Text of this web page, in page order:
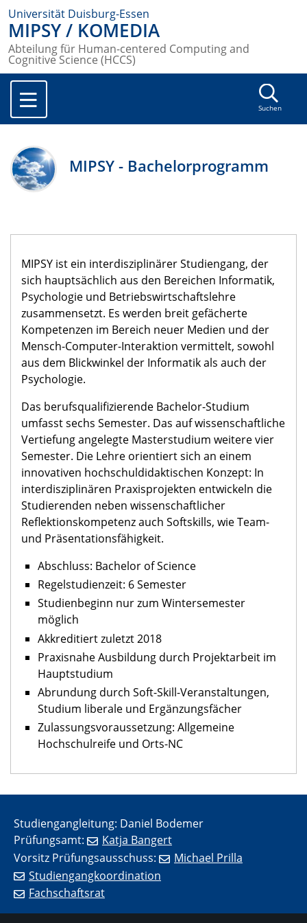
Universität Duisburg-Essen
MIPSY / KOMEDIA
Abteilung für Human-centered Computing and
Cognitive Science (HCCS)
Suchen
MIPSY - Bachelorprogramm
MIPSY ist ein interdisziplinärer Studiengang, der
sich hauptsächlich aus den Bereichen Informatik,
Psychologie und Betriebswirtschaftslehre
zusammensetzt. Es werden breit gefächerte
Kompetenzen im Bereich neuer Medien und der
Mensch-Computer-Interaktion vermittelt, sowohl
aus dem Blickwinkel der Informatik als auch der
Psychologie.
Das berufsqualifizierende Bachelor-Studium
umfasst sechs Semester. Das auf wissenschaftliche
Vertiefung angelegte Masterstudium weitere vier
Semester. Die Lehre orientiert sich an einem
innovativen hochschuldidaktischen Konzept: In
interdisziplinären Praxisprojekten entwickeln die
Studierenden neben wissenschaftlicher
Reflektionskompetenz auch Softskills, wie Team-
und Präsentationsfähigkeit.
Abschluss: Bachelor of Science
Regelstudienzeit: 6 Semester
Studienbeginn nur zum Wintersemester
möglich
Akkreditiert zuletzt 2018
Praxisnahe Ausbildung durch Projektarbeit im
Hauptstudium
Abrundung durch Soft-Skill-Veranstaltungen,
Studium liberale und Ergänzungsfächer
Zulassungsvoraussetzung: Allgemeine
Hochschulreife und Orts-NC
Studiengangleitung: Daniel Bodemer
Prüfungsamt:
Katja Bangert
Vorsitz Prüfungsausschuss:
Michael Prilla
Studiengangkoordination
Fachschaftsrat